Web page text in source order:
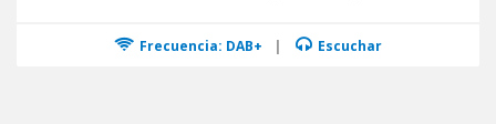
Frecuencia: DAB+ | Escuchar